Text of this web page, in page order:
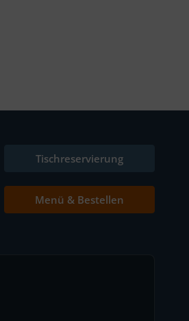
Tischreservierung
Menü & Bestellen